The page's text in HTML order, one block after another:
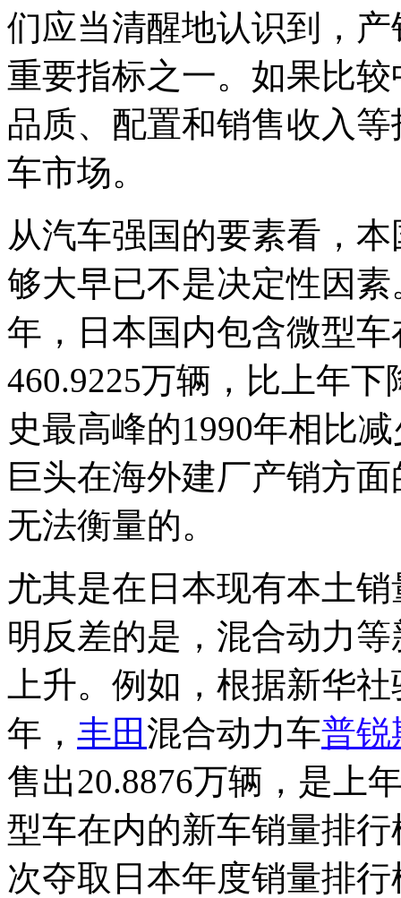
们应当清醒地认识到，
重要指标之一。如果比
品质、配置和销售收入
车市场。
从汽车强国的要素看，
够大早已不是决定性因
年，日本国内包含微型
460.9225万辆，比上年
史最高峰的1990年相比
巨头在海外建厂产销方
无法衡量的。
尤其是在日本现有本土
明反差的是，混合动力
上升。例如，根据新华
年， 丰田 混合动力车普锐
售出20.8876万辆，是上
型车在内的新车销量排
次夺取日本年度销量排